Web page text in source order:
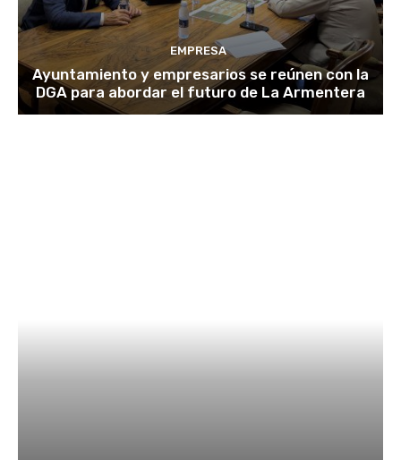
EMPRESA
Ayuntamiento y empresarios se reúnen con la
DGA para abordar el futuro de La Armentera